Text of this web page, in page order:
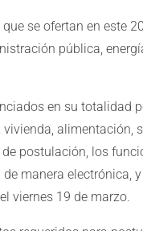
se ofertan en este
pública,
en su totalidad
alimentación,
postulación, los
manera electrónica,
viernes 19 de marzo.